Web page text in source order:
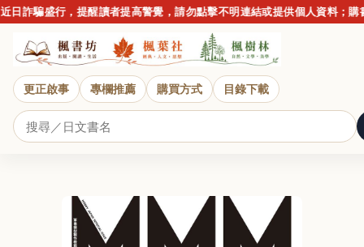
騙盛行，提醒讀者提高警覺，請勿點擊不明連結或提供個人資料；購書
更正啟事 專欄推薦 購買方式 目錄下載